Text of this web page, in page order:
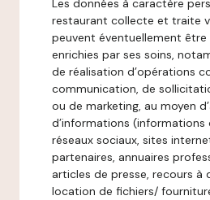
Les données à caractère
restaurant collecte et traite
peuvent éventuellement être
enrichies par ses soins,
de réalisation d’opérations
communication, de
ou de marketing, au moyen
d’informations (informations
réseaux sociaux, sites
partenaires, annuaires
articles de presse, recours à
location de fichiers/